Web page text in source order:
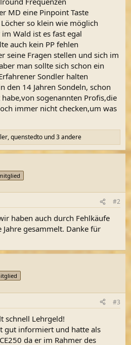
MD eine Pinpoint Taste
so klein wie möglich
Wald ist es fast egal
auch kein PP fehlen
seine Fragen stellen und sich im
man sollte sich schon ein
Sondler halten
den 14 Jahren Sondeln, schon
sogenannten Profis,die
immer nicht checken,um was
,quenstedto und 3 andere
#2
haben auch durch Fehlkäufe
gesammelt. Danke für
#3
schnell Lehrgeld!
gut informiert und hatte als
da er im Rahmer des